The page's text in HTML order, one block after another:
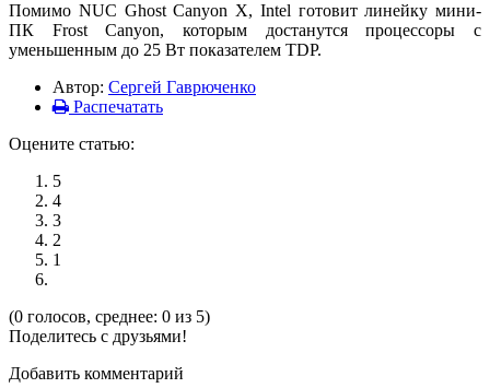
Помимо NUC Ghost Canyon X, Intel готовит линейку мини-
ПК Frost Canyon, которым достанутся процессоры с
уменьшенным до 25 Вт показателем TDP.
Автор: Сергей Гаврюченко
Распечатать
Оцените статью:
5
4
3
2
1
(0 голосов, среднее: 0 из 5)
Поделитесь с друзьями!
Добавить комментарий